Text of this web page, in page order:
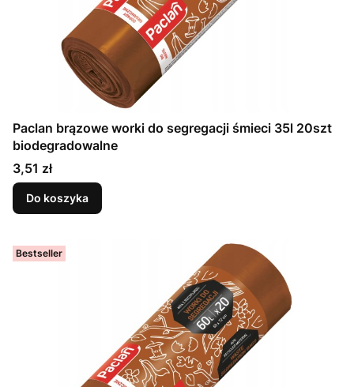
Paclan brązowe worki do segregacji śmieci 35l 20szt
biodegradowalne
Cena
3,51 zł
Do koszyka
Bestseller